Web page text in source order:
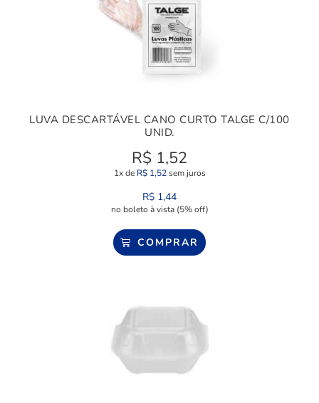
LUVA DESCARTÁVEL CANO CURTO TALGE C/100
UNID.
R$ 1,52
1x de R$1,52sem juros
R$ 1,44
no boleto à vista (5% off)
COMPRAR